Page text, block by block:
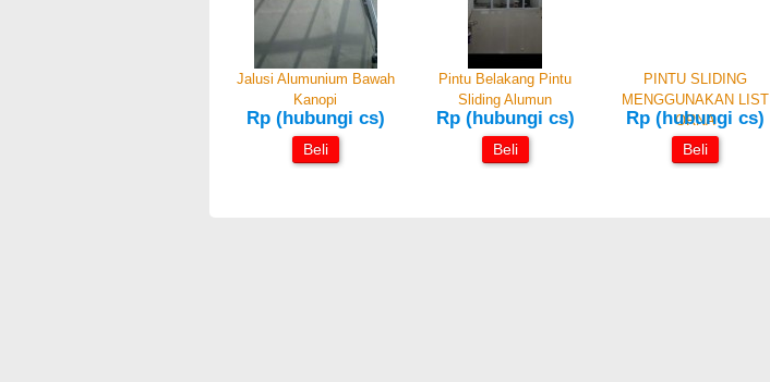
Jalusi Alumunium Bawah
Kanopi
Rp (hubungi cs)
Beli
Pintu Belakang Pintu
Sliding Alumun
Rp (hubungi cs)
Beli
PINTU SLIDING
MENGGUNAKAN LIST
ORNA
Rp (hubungi cs)
Beli